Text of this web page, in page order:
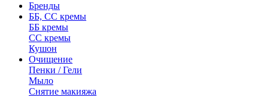
Бренды
ББ, СС кремы
ББ кремы
CC кремы
Кушон
Очищение
Пенки / Гели
Мыло
Снятие макияжа